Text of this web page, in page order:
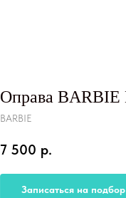
Оправа
BARBIE
7 500 р.
Записаться на подбор